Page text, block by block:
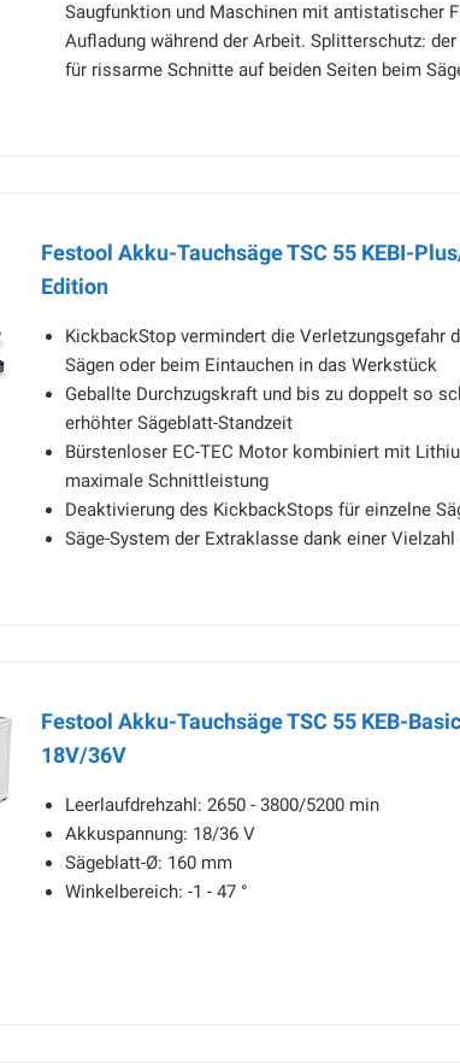
Saugfunktion und Maschinen mit antistatischer
Aufladung während der Arbeit. Splitterschutz:
für rissarme Schnitte auf beiden Seiten beim
Festool Akku-Tauchsäge TSC 55 KEBI-
Edition
KickbackStop vermindert die Verletzungsgefahr
Sägen oder beim Eintauchen in das Werkstück
Geballte Durchzugskraft und bis zu doppelt so
erhöhter Sägeblatt-Standzeit
Bürstenloser EC-TEC Motor kombiniert mit
maximale Schnittleistung
Deaktivierung des KickbackStops für einzelne
Säge-System der Extraklasse dank einer Vielzahl
Festool Akku-Tauchsäge TSC 55 KEB-
18V/36V
Leerlaufdrehzahl: 2650 - 3800/5200 min
Akkuspannung: 18/36 V
Sägeblatt-Ø: 160 mm
Winkelbereich: -1 - 47 °